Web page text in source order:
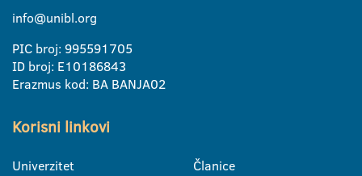
info@unibl.org
PIC broj: 995591705
ID broj: E10186843
Erazmus kod: BA BANJA02
Korisni linkovi
Univerzitet
Članice